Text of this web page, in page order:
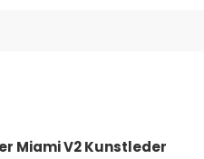
Miami V2 Kunstleder